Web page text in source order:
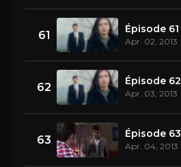
61 Épisode 61
Apr. 02, 2013
62 Épisode 62
Apr. 03, 2013
63 Épisode 63
Apr. 04, 2013